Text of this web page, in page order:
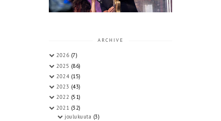
ARCHIVE
2026 (7)
2025 (86)
2024 (15)
2023 (43)
2022 (51)
2021 (32)
joulukuuta (3)